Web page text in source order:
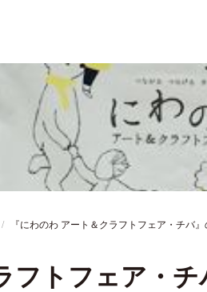
『にわのわ アート＆クラフトフェア・チバ
フトフェア・チ